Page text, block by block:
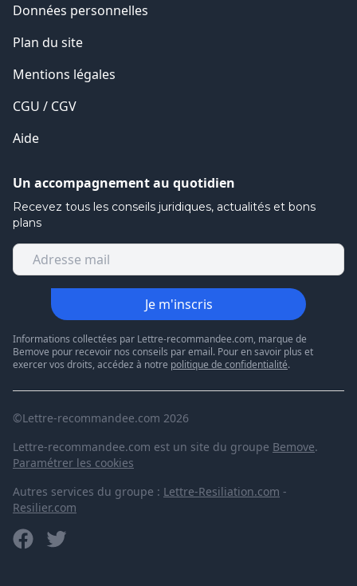
Données personnelles
Plan du site
Mentions légales
CGU / CGV
Aide
Un accompagnement au quotidien
Recevez tous les conseils juridiques, actualités et bons
plans
Je m'inscris
Informations collectées par Lettre-recommandee.com, marque de
Bemove pour recevoir nos conseils par email. Pour en savoir plus et
exercer vos droits, accédez à notre politique de confidentialité.
©Lettre-recommandee.com 2026
Lettre-recommandee.com est un site du groupe Bemove.
Paramétrer les cookies
Autres services du groupe : Lettre-Resiliation.com -
Resilier.com